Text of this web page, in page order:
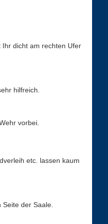
dicht am rechten Ufer
hilfreich.
vorbei.
etc. lassen kaum
der Saale.